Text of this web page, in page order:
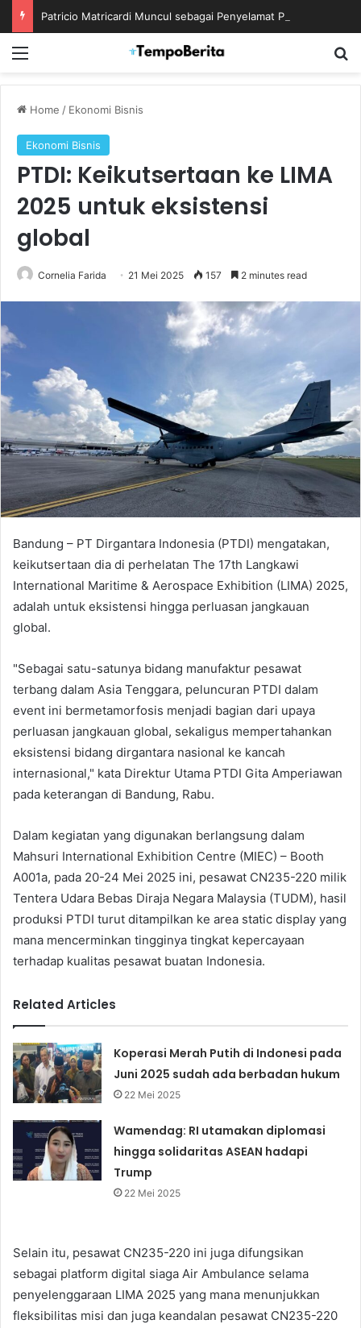
Home / Ekonomi Bisnis
Ekonomi Bisnis
PTDI: Keikutsertaan ke LIMA
2025 untuk eksistensi
global
Cornelia Farida 21 Mei 2025 157 2 minutes read
Bandung – PT Dirgantara Indonesia (PTDI) mengatakan,
keikutsertaan dia di perhelatan The 17th Langkawi
International Maritime & Aerospace Exhibition (LIMA) 2025,
adalah untuk eksistensi hingga perluasan jangkauan
global.
"Sebagai satu-satunya bidang manufaktur pesawat
terbang dalam Asia Tenggara, peluncuran PTDI dalam
event ini bermetamorfosis menjadi bagian dari upaya
perluasan jangkauan global, sekaligus mempertahankan
eksistensi bidang dirgantara nasional ke kancah
internasional," kata Direktur Utama PTDI Gita Amperiawan
pada keterangan di Bandung, Rabu.
Dalam kegiatan yang digunakan berlangsung dalam
Mahsuri International Exhibition Centre (MIEC) – Booth
A001a, pada 20-24 Mei 2025 ini, pesawat CN235-220 milik
Tentera Udara Bebas Diraja Negara Malaysia (TUDM), hasil
produksi PTDI turut ditampilkan ke area static display yang
mana mencerminkan tingginya tingkat kepercayaan
terhadap kualitas pesawat buatan Indonesia.
Related Articles
Koperasi Merah Putih di Indonesi pada
Juni 2025 sudah ada berbadan hukum
22 Mei 2025
Wamendag: RI utamakan diplomasi
hingga solidaritas ASEAN hadapi
Trump
22 Mei 2025
Selain itu, pesawat CN235-220 ini juga difungsikan
sebagai platform digital siaga Air Ambulance selama
penyelenggaraan LIMA 2025 yang mana menunjukkan
fleksibilitas misi dan juga keandalan pesawat CN235-220